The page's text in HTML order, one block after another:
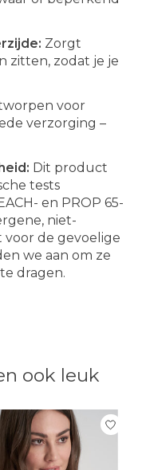
Zorgt
zitten, zodat je je
voor
verzorging –
Dit product
tests
en PROP 65-
niet-
de gevoelige
we aan om ze
dragen.
ook leuk